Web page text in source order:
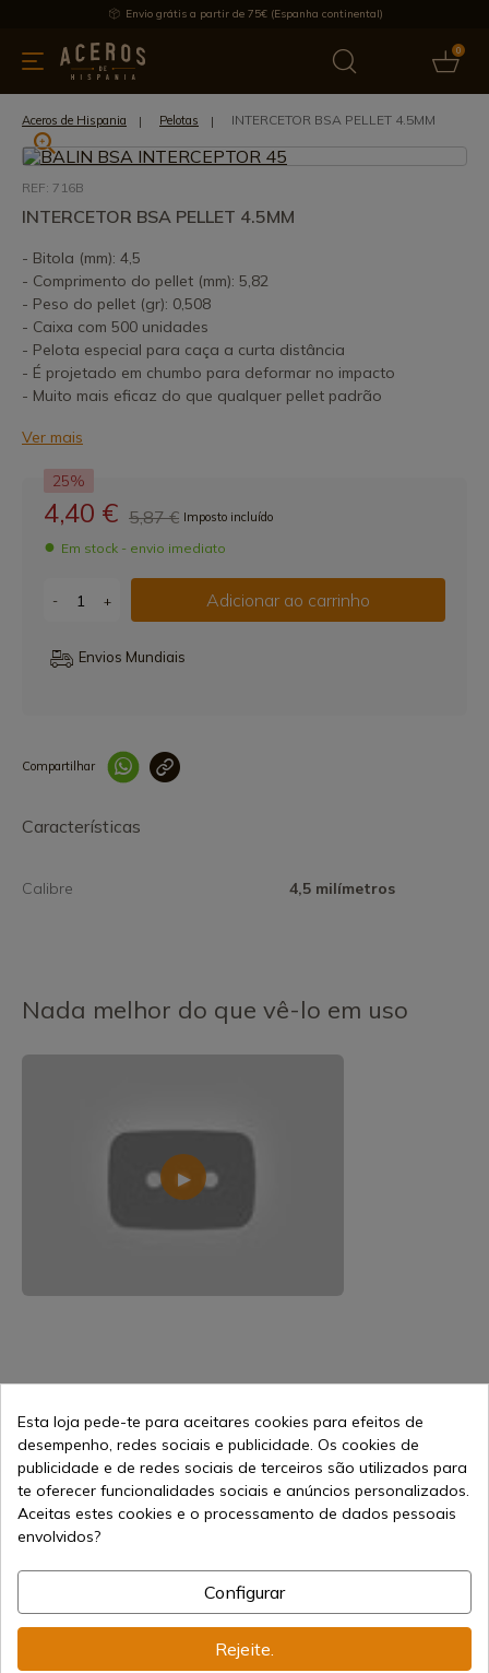
Envio grátis a partir de 75€ (Espanha continental)
0
& Utensílios de cozinha Oferece Últimas notícias
Aceros de Hispania Pelotas INTERCETOR BSA PELLET 4.5MM
REF: 716B
INTERCETOR BSA PELLET 4.5MM
- Bitola (mm): 4,5
- Comprimento do pellet (mm): 5,82
- Peso do pellet (gr): 0,508
- Caixa com 500 unidades
- Pelota especial para caça a curta distância
- É projetado em chumbo para deformar no impacto
- Muito mais eficaz do que qualquer pellet padrão
Ver mais
25%
4,40 € 5,87 € Imposto incluído
Em stock - envio imediato
- + Adicionar ao carrinho
Envios Mundiais
Compartilhar
Características
Calibre 4,5 milímetros
Nada melhor do que vê-lo em uso
4,40 € 5,87 € Adicionar ao carrinho
Vendendo online desde 1998
Seguros
Frete Internacional
Esta loja pede-te para aceitares cookies para efeitos de
desempenho, redes sociais e publicidade. Os cookies de
publicidade e de redes sociais de terceiros são utilizados para
te oferecer funcionalidades sociais e anúncios personalizados.
Aceitas estes cookies e o processamento de dados pessoais
envolvidos?
Configurar
Rejeite.